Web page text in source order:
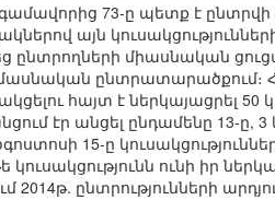
73-ը պետք է
այն
միասնական
ընտրատարածքում։
հայտ է ներկայացրել 50
էր անցել ընդամենը 13-ը,
15-ը
ունի իր
ընտրությունների